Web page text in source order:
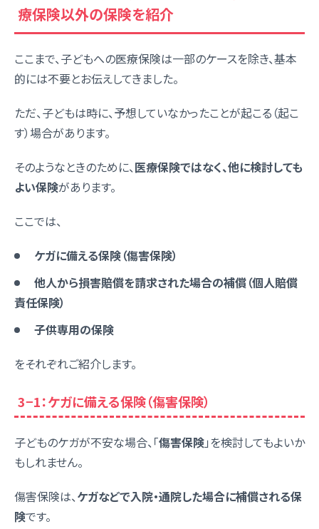
療保険以外の保険を紹介
ここまで、子どもへの医療保険は一部のケースを除き、基本
的には不要とお伝えしてきました。
ただ、子どもは時に、予想していなかったことが起こる（起こ
す）場合があります。
そのようなときのために、医療保険ではなく、他に検討しても
よい保険があります。
ここでは、
ケガに備える保険（傷害保険）
他人から損害賠償を請求された場合の補償（個人賠償
責任保険）
子供専用の保険
をそれぞれご紹介します。
3−1：ケガに備える保険（傷害保険）
子どものケガが不安な場合、「傷害保険」を検討してもよいか
もしれません。
傷害保険は、ケガなどで入院・通院した場合に補償される保
険です。